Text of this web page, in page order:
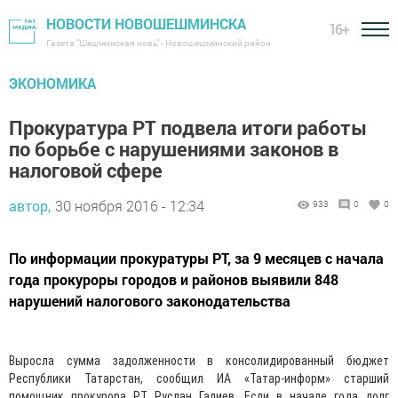
НОВОСТИ НОВОШЕШМИНСКА
Газета "Шешминская новь" - Новошешминский район
16+
ЭКОНОМИКА
Прокуратура РТ подвела итоги работы
по борьбе с нарушениями законов в
налоговой сфере
автор, 30 ноября 2016 - 12:34 933 0 0
По информации прокуратуры РТ, за 9 месяцев с начала
года прокуроры городов и районов выявили 848
нарушений налогового законодательства
Выросла сумма задолженности в консолидированный бюджет
Республики Татарстан, сообщил ИА «Татар-информ» старший